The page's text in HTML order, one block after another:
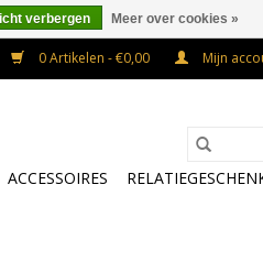
0 Artikelen - €0,00 Mijn
ACCESSOIRES
verbergen Meer over cookies »